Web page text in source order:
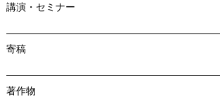
講演・セミナー
寄稿
著作物